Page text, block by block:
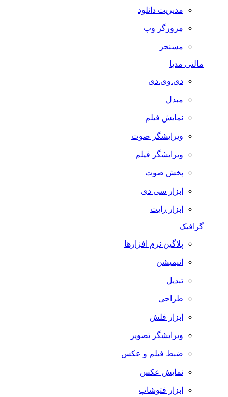
مدیریت دانلود
مرورگر وب
مسنجر
مالتی مدیا
دی.وی.دی
مبدل
نمایش فیلم
ویرایشگر صوت
ویرایشگر فیلم
پخش صوت
ابزار سی دی
ابزار رایت
گرافیک
پلاگین نرم افزارها
انیمیشن
تبدیل
طراحی
ابزار فلش
ویرایشگر تصویر
ضبط فيلم و عكس
نمایش عکس
ابزار فتوشاپ